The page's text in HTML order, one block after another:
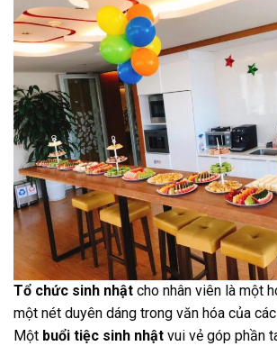
Tổ chức sinh nhật cho nhân viên là một
một nét duyên dáng trong văn hóa của
Một buổi tiệc sinh nhật vui vẻ góp phần